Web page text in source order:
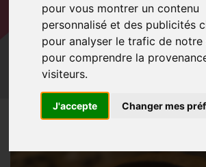
pour vous montrer un contenu
personnalisé et des publicités
pour analyser le trafic de notre
pour comprendre la
visiteurs.
J'accepte Changer mes
Accueil Adopter Nos souris